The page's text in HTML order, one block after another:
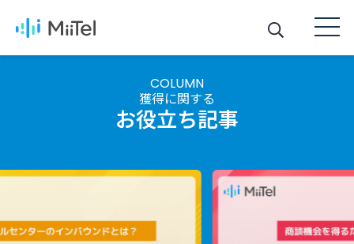
COLUMN
獲得に関する
お役立ち記事